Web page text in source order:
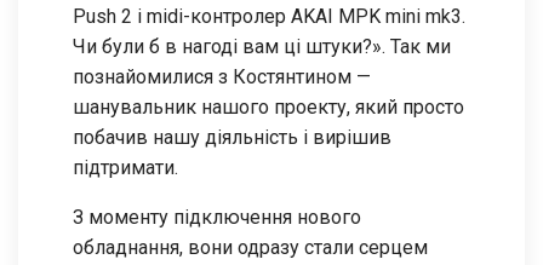
Push 2 і midi-контролер AKAI MPK mini mk3.
Чи були б в нагоді вам ці штуки?». Так ми
познайомилися з Костянтином —
шанувальник нашого проекту, який просто
побачив нашу діяльність і вирішив
підтримати.
З моменту підключення нового
обладнання, вони одразу стали серцем